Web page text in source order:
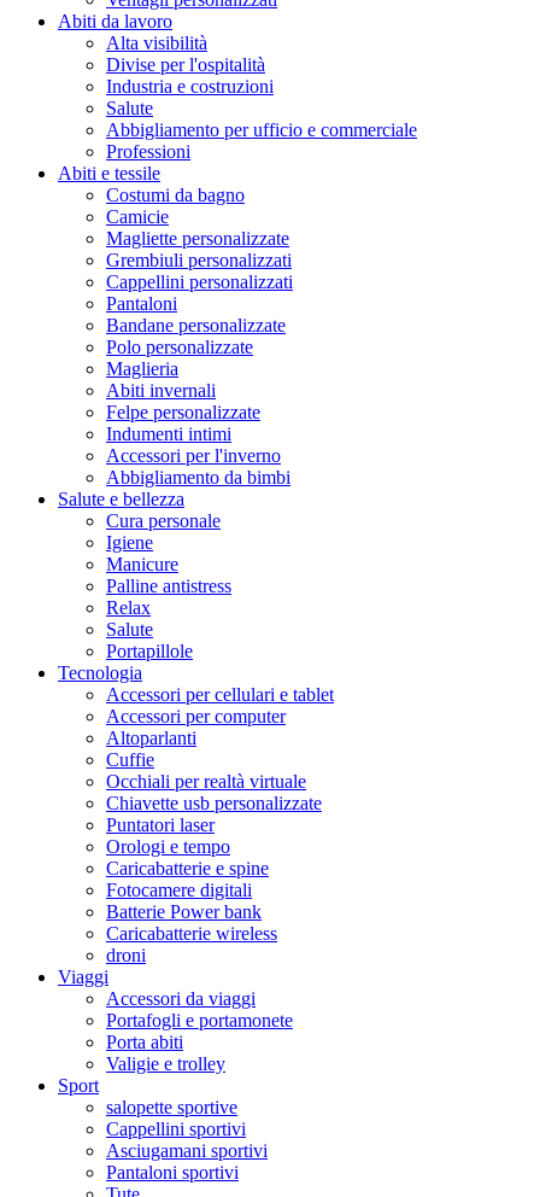
Abiti da lavoro
Alta visibilità
Divise per l'ospitalità
Industria e costruzioni
Salute
Abbigliamento per ufficio e commerciale
Professioni
Abiti e tessile
Costumi da bagno
Camicie
Magliette personalizzate
Grembiuli personalizzati
Cappellini personalizzati
Pantaloni
Bandane personalizzate
Polo personalizzate
Maglieria
Abiti invernali
Felpe personalizzate
Indumenti intimi
Accessori per l'inverno
Abbigliamento da bimbi
Salute e bellezza
Cura personale
Igiene
Manicure
Palline antistress
Relax
Salute
Portapillole
Tecnologia
Accessori per cellulari e tablet
Accessori per computer
Altoparlanti
Cuffie
Occhiali per realtà virtuale
Chiavette usb personalizzate
Puntatori laser
Orologi e tempo
Caricabatterie e spine
Fotocamere digitali
Batterie Power bank
Caricabatterie wireless
droni
Viaggi
Accessori da viaggi
Portafogli e portamonete
Porta abiti
Valigie e trolley
Sport
salopette sportive
Cappellini sportivi
Asciugamani sportivi
Pantaloni sportivi